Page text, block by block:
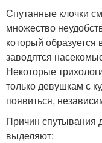
Спутанные клочки
множество
который образуется
заводятся
Некоторые
только девушкам с
появиться,
Причин спутывания
выделяют: